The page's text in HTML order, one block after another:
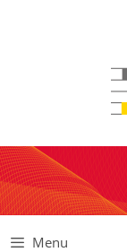
Menu